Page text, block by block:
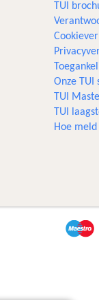
TUI
Onze TUI
TUI
TUI
Hoe